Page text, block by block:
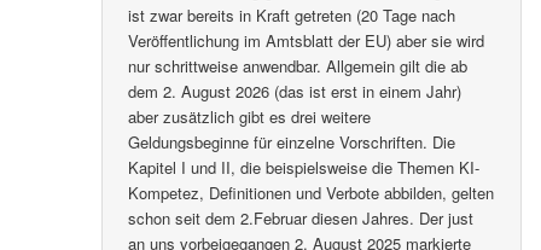
ist zwar bereits in Kraft getreten (20 Tage nach
Veröffentlichung im Amtsblatt der EU) aber sie wird
nur schrittweise anwendbar. Allgemein gilt die ab
dem 2. August 2026 (das ist erst in einem Jahr)
aber zusätzlich gibt es drei weitere
Geldungsbeginne für einzelne Vorschriften. Die
Kapitel I und II, die beispielsweise die Themen KI-
Kompetez, Definitionen und Verbote abbilden, gelten
schon seit dem 2.Februar diesen Jahres. Der just
an uns vorbeigegangen 2. August 2025 markierte